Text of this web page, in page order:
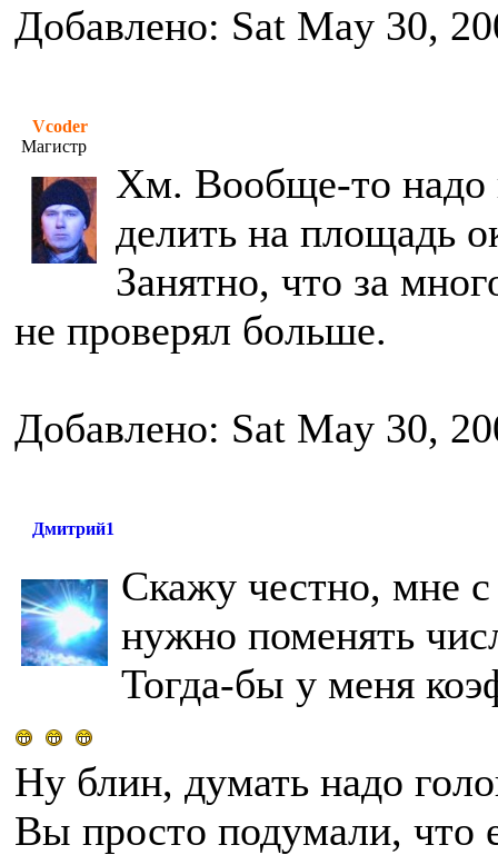
Добавлено: Sat May 30,
Vcoder
Магистр
Хм. Вообще-то надо
делить на площадь
Занятно, что за
не проверял больше.
Добавлено: Sat May 30,
Дмитрий1
Скажу честно, мне с
нужно поменять
Тогда-бы у меня
Ну блин, думать надо
Вы просто подумали, что